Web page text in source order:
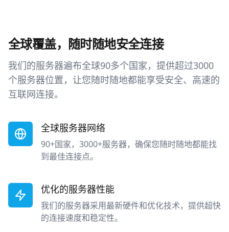
全球覆盖，随时随地安全连接
我们的服务器遍布全球90多个国家，提供超过3000
个服务器位置，让您随时随地都能享受安全、高速的
互联网连接。
全球服务器网络
90+国家，3000+服务器，确保您随时随地都能找
到最佳连接点。
优化的服务器性能
我们的服务器采用最新硬件和优化技术，提供超快
的连接速度和稳定性。